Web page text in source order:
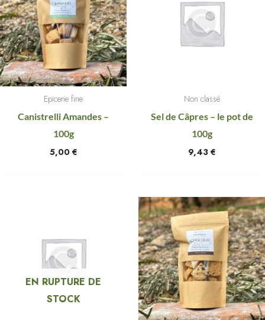
Epicerie fine
Canistrelli Amandes –
100g
5,00 €
Non classé
Sel de Câpres – le pot de
100g
9,43 €
EN RUPTURE DE
STOCK